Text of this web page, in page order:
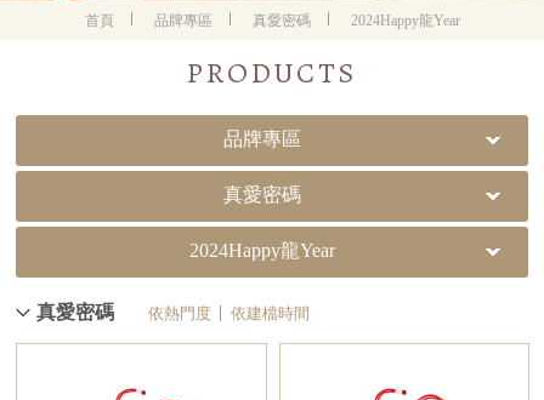
首頁 品牌專區 真愛密碼 2024Happy龍Year
PRODUCTS
品牌專區
真愛密碼
2024Happy龍Year
真愛密碼 依熱門度 依建檔時間